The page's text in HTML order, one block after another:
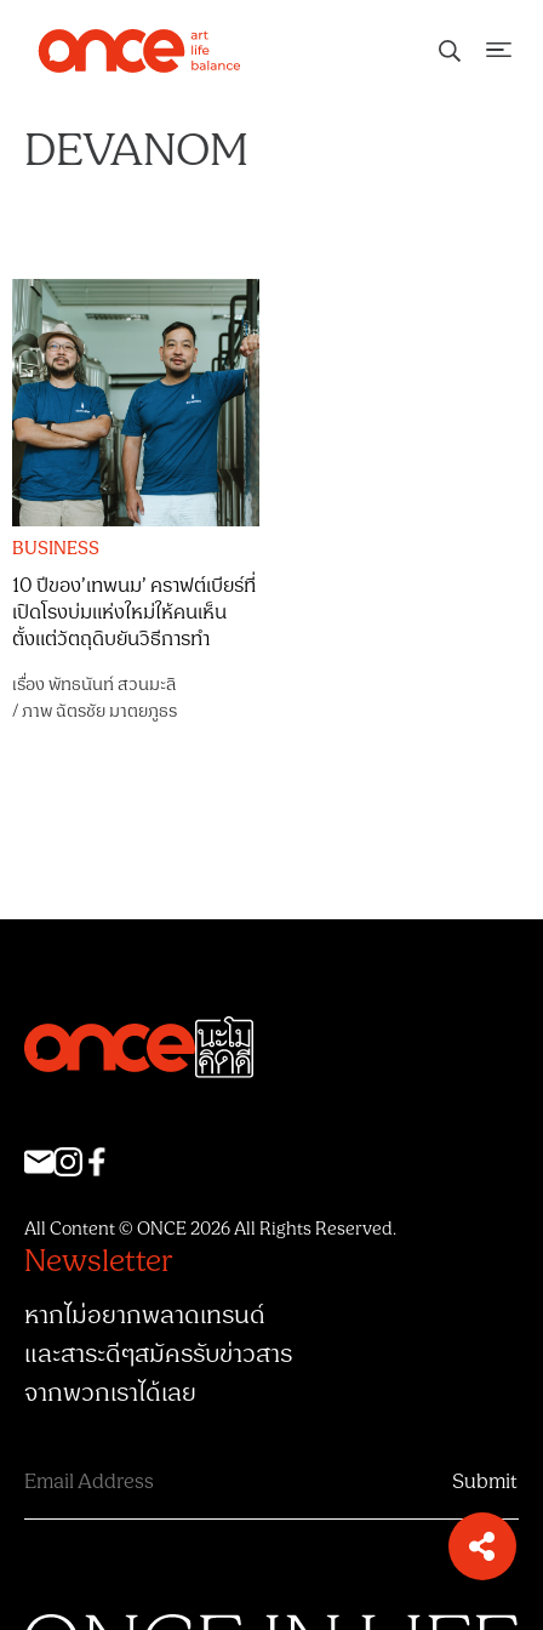
DEVANOM
BUSINESS
10 ปีของ’เทพนม’ คราฟต์เบียร์ที่
เปิดโรงบ่มแห่งใหม่ให้คนเห็น
ตั้งแต่วัตถุดิบยันวิธีการทำ
เรื่องพัทธนันท์ สวนมะลิ
/ภาพฉัตรชัย มาตยภูธร
All Content © ONCE 2026 All Rights Reserved.
Newsletter
หากไม่อยากพลาดเทรนด์
และสาระดีๆสมัครรับข่าวสาร
จากพวกเราได้เลย